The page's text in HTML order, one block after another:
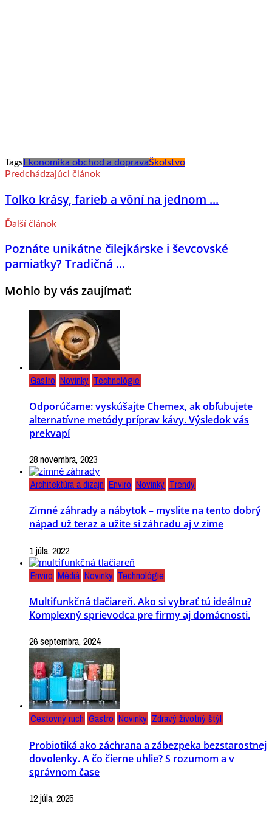
TagsEkonomika obchod a dopravaŠkolstvo
Predchádzajúci článok
Toľko krásy, farieb a vôní na jednom ...
Ďalší článok
Poznáte unikátne čilejkárske i ševcovské
pamiatky? Tradičná ...
Mohlo by vás zaujímať:
Gastro Novinky Technológie
Odporúčame: vyskúšajte Chemex, ak obľubujete
alternatívne metódy príprav kávy. Výsledok vás
prekvapí
28 novembra, 2023
Architektúra a dizajn Enviro Novinky Trendy
Zimné záhrady a nábytok – myslite na tento dobrý
nápad už teraz a užite si záhradu aj v zime
1 júla, 2022
Enviro Médiá Novinky Technológie
Multifunkčná tlačiareň. Ako si vybrať tú ideálnu?
Komplexný sprievodca pre firmy aj domácnosti.
26 septembra, 2024
Cestovný ruch Gastro Novinky Zdravý životný štýl
Probiotiká ako záchrana a zábezpeka bezstarostnej
dovolenky. A čo čierne uhlie? S rozumom a v
správnom čase
12 júla, 2025